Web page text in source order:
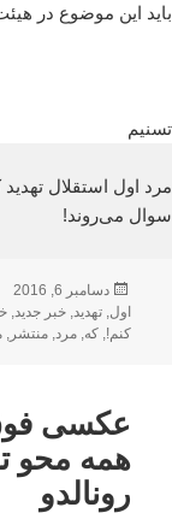
باید این موضوع در
تسنیم
مرد اول استقلال
سوال می‌روند!
ارسال
شده
در
دسامبر 6, 2016
اول,تهدید,خبر جدید,
کنم!,که,مرد,منتشر,
عکسی فوق
همه محو
رونالدو